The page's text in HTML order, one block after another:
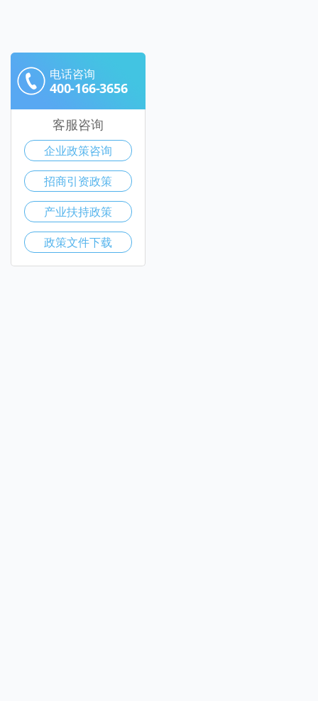
电话咨询
400-166-3656
客服咨询
企业政策咨询
招商引资政策
产业扶持政策
政策文件下载